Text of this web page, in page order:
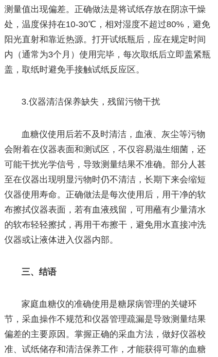
测量值出现偏差。正确做法是将试纸存放在阴凉干燥
处，温度保持在10-30℃，相对湿度不超过80%，避免
阳光直射和靠近热源。打开试纸瓶后，应在规定时间
内（通常为3个月）使用完毕，每次取纸后立即盖紧瓶
盖，取纸时避免手接触试纸反应区。
3.仪器清洁保养缺失，残留污物干扰
血糖仪使用后若不及时清洁，血液、灰尘等污物
会附着在仪器表面和测试区，不仅容易滋生细菌，还
可能干扰光学信号，导致测量结果不准确。部分人甚
至在仪器出现明显污物时仍不清洁，长期下来会缩短
仪器使用寿命。正确做法是每次使用后，用干净的软
布擦拭仪器表面，若有血液残留，可用蘸有少量清水
的软布轻轻擦拭，再用干布擦干，避免用水直接冲洗
仪器或让液体进入仪器内部。
三、结语
家庭血糖仪的准确使用是糖尿病管理的关键环
节，采血操作不规范和仪器管理疏漏是导致测量结果
偏差的主要原因。掌握正确的采血方法，做好仪器校
准、试纸储存和清洁保养工作，才能获得可靠的血糖